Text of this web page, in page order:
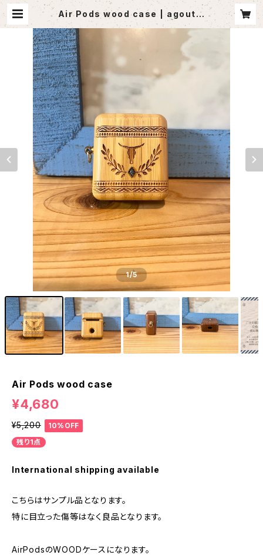
Air Pods wood case | agoutle
t
1/5
Air Pods wood case
¥4,680
¥5,200
10%OFF
残り1点
International shipping available
こちらはサンプル品となります。
特に目立った傷等はなく良品となります。
AirPodsのWOODケースになります。